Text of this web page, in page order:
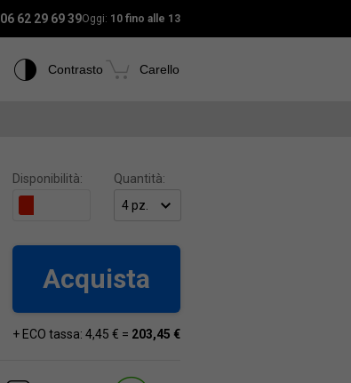
06 62 29 69 39Oggi: 10 fino alle 13
Contrasto Carello
Disponibilità: Quantità:
Acquista
+ ECO tassa: 4,45 € = 203,45 €